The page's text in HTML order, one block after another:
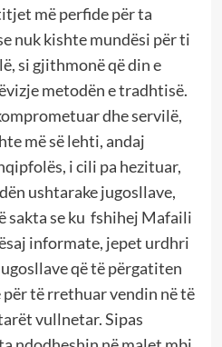
më perfide për ta
nuk kishte mundësi për ti
si gjithmonë që din e
metodën e tradhtisë.
dhe servilë,
më së lehti, andaj
i cili pa hezituar,
ushtarake jugosllave,
sakta se ku fshihej Mafaili
informate, jepet urdhri
që të përgatiten
të rrethuar vendin në të
vullnetar. Sipas